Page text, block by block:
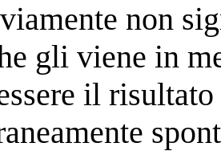
non
gli viene in
il